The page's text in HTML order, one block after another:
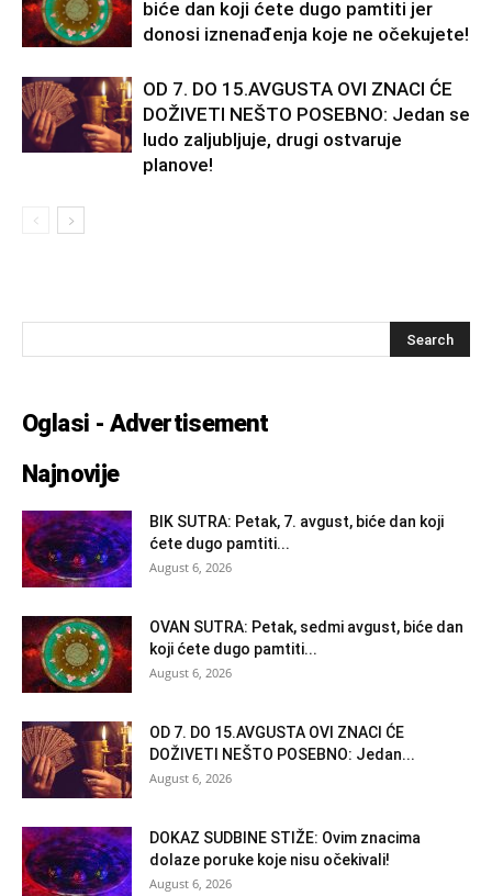
biće dan koji ćete dugo pamtiti jer
donosi iznenađenja koje ne očekujete!
OD 7. DO 15.AVGUSTA OVI ZNACI ĆE
DOŽIVETI NEŠTO POSEBNO: Jedan se
ludo zaljubljuje, drugi ostvaruje
planove!
Oglasi - Advertisement
Najnovije
BIK SUTRA: Petak, 7. avgust, biće dan koji
ćete dugo pamtiti...
August 6, 2026
OVAN SUTRA: Petak, sedmi avgust, biće dan
koji ćete dugo pamtiti...
August 6, 2026
OD 7. DO 15.AVGUSTA OVI ZNACI ĆE
DOŽIVETI NEŠTO POSEBNO: Jedan...
August 6, 2026
DOKAZ SUDBINE STIŽE: Ovim znacima
dolaze poruke koje nisu očekivali!
August 6, 2026